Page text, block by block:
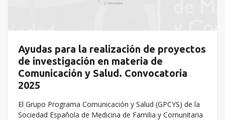
Ayudas para la realización de proyectos
de investigación en materia de
Comunicación y Salud. Convocatoria
2025
El Grupo Programa Comunicación y Salud (GPCYS) de la
Sociedad Española de Medicina de Familia y Comunitaria